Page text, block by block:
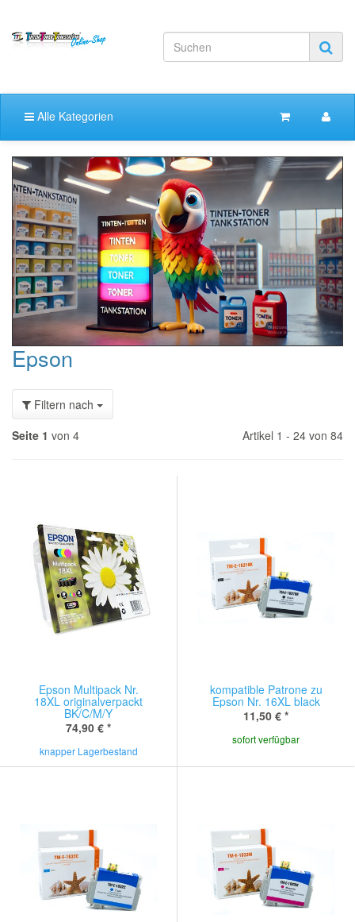
Alle Kategorien
Epson
Filtern nach
Seite 1 von 4 Artikel 1 - 24 von 84
Epson Multipack Nr.
18XL originalverpackt
BK/C/M/Y
74,90 € *
knapper Lagerbestand
kompatible Patrone zu
Epson Nr. 16XL black
11,50 € *
sofort verfügbar